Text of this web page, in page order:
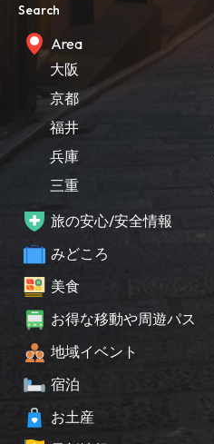
Search
Area
大阪
京都
福井
兵庫
三重
旅の安心/安全情報
みどころ
美食
お得な移動や周遊パス
地域イベント
宿泊
お土産